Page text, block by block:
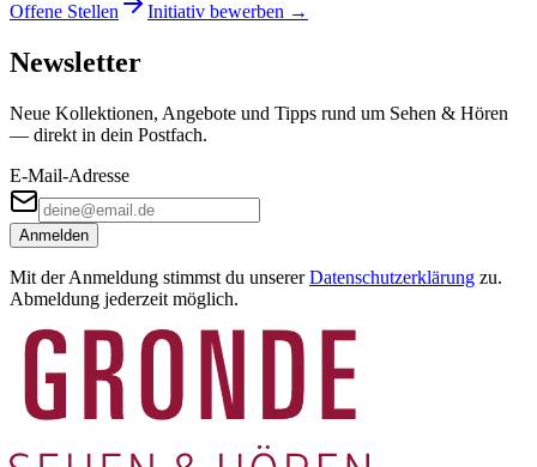
Offene Stellen
Initiativ bewerben →
Newsletter
Neue Kollektionen, Angebote und Tipps rund um Sehen & Hören
— direkt in dein Postfach.
E-Mail-Adresse
Anmelden
Mit der Anmeldung stimmst du unserer Datenschutzerklärung zu.
Abmeldung jederzeit möglich.